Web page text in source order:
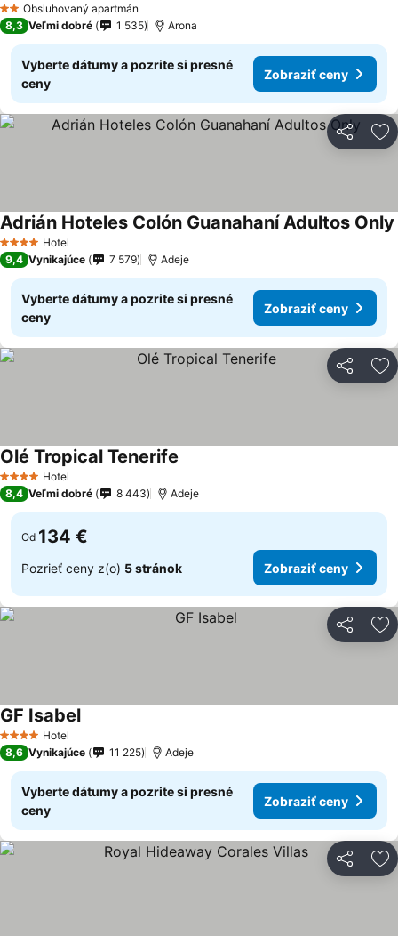
2 Počet hviezdičiek
Obsluhovaný apartmán
8,3 Veľmi dobré 1 535 Arona
Vyberte dátumy a pozrite si presné
ceny
Zobraziť ceny
Zdieľať
4 Počet hviezdičiek
Hotel
Adrián Hoteles Colón Guanahaní Adultos Only
9,4 Vynikajúce 7 579 Adeje
Vyberte dátumy a pozrite si presné
ceny
Zobraziť ceny
Zdieľať
4 Počet hviezdičiek
Hotel
Olé Tropical Tenerife
8,4 Veľmi dobré 8 443 Adeje
Od 134 €
Pozrieť ceny z(o) 5 stránok Zobraziť ceny
Zdieľať
4 Počet hviezdičiek
Hotel
GF Isabel
8,6 Vynikajúce 11 225 Adeje
Vyberte dátumy a pozrite si presné
ceny
Zobraziť ceny
Zdieľať